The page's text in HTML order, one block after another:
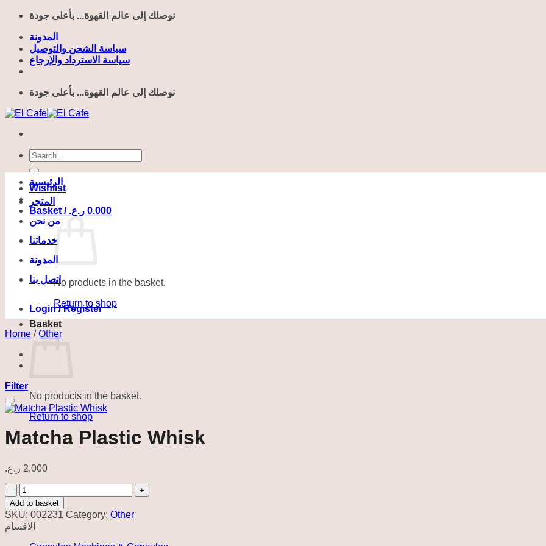
Skip
content
نوصلك إلى عالم القهوة... بأعلى جودة
المدونة
سياسة الشحن والتوصيل
سياسة الاسترداد والإرجاع
نوصلك إلى عالم القهوة... بأعلى جودة
Search
for:
Wishlist
Basket / 0.000 ر.ع.
No products in the basket.
Return to shop
Basket
No products in the basket.
Return to shop
الرئيسية
المتجر
من نحن
خدماتنا
المدونة
اتصل بنا
Login / Register
Home / Other
Filter
Matcha Plastic Whisk
2.000 ر.ع.
Matcha
Plastic
Whisk
quantity
Add to basket
SKU: 002231 Category: Other
الاقسام